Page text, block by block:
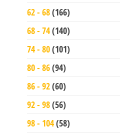
62 - 68(166)
68 - 74(140)
74 - 80(101)
80 - 86(94)
86 - 92(60)
92 - 98(56)
98 - 104(58)